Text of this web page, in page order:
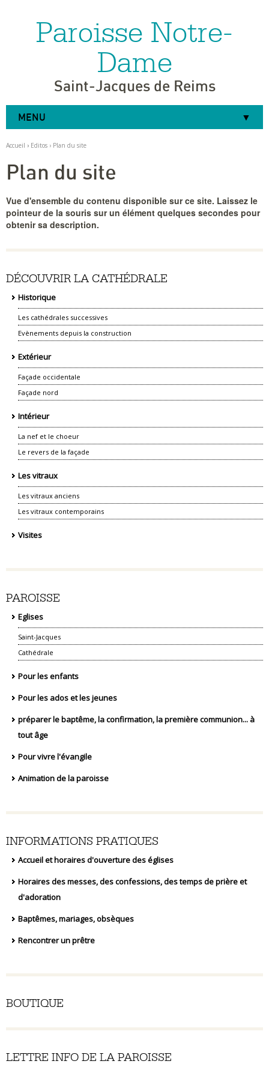
Paroisse Notre-
Dame
Saint-Jacques de Reims
MENU
Accueil › Editos › Plan du site
Plan du site
Vue d'ensemble du contenu disponible sur ce site. Laissez le
pointeur de la souris sur un élément quelques secondes pour
obtenir sa description.
DÉCOUVRIR LA CATHÉDRALE
Historique
Les cathédrales successives
Evènements depuis la construction
Extérieur
Façade occidentale
Façade nord
Intérieur
La nef et le choeur
Le revers de la façade
Les vitraux
Les vitraux anciens
Les vitraux contemporains
Visites
PAROISSE
Eglises
Saint-Jacques
Cathédrale
Pour les enfants
Pour les ados et les jeunes
préparer le baptême, la confirmation, la première communion... à
tout âge
Pour vivre l'évangile
Animation de la paroisse
INFORMATIONS PRATIQUES
Accueil et horaires d'ouverture des églises
Horaires des messes, des confessions, des temps de prière et
d'adoration
Baptêmes, mariages, obsèques
Rencontrer un prêtre
BOUTIQUE
LETTRE INFO DE LA PAROISSE